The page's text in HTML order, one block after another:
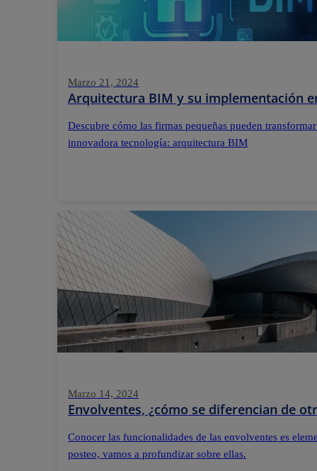
Marzo 21, 2024
Arquitectura BIM y su implementación
Descubre cómo las firmas pequeñas pueden
innovadora tecnología: arquitectura BIM
Marzo 14, 2024
Envolventes, ¿cómo se diferencian de
Conocer las funcionalidades de las envolventes es
posteo, vamos a profundizar sobre ellas.